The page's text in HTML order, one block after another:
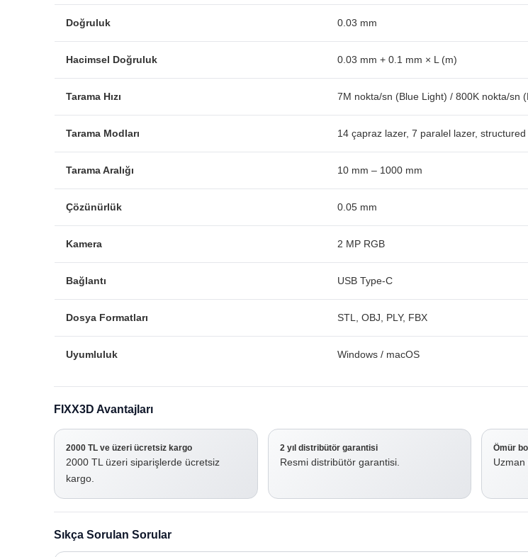
Doğruluk 0.03 mm
Hacimsel Doğruluk 0.03 mm + 0.1 mm × L (m)
Tarama Hızı 7M nokta/sn (Blue Light) / 800K nokta/sn
Tarama Modları 14 çapraz lazer, 7 paralel lazer, structured
Tarama Aralığı 10 mm – 1000 mm
Çözünürlük 0.05 mm
Kamera 2 MP RGB
Bağlantı USB Type-C
Dosya Formatları STL, OBJ, PLY, FBX
Uyumluluk Windows / macOS
FIXX3D Avantajları
2000 TL ve üzeri ücretsiz kargo
2000 TL üzeri siparişlerde ücretsiz
kargo.
2 yıl distribütör garantisi
Resmi distribütör garantisi.
Ömür
Uzman
Sıkça Sorulan Sorular